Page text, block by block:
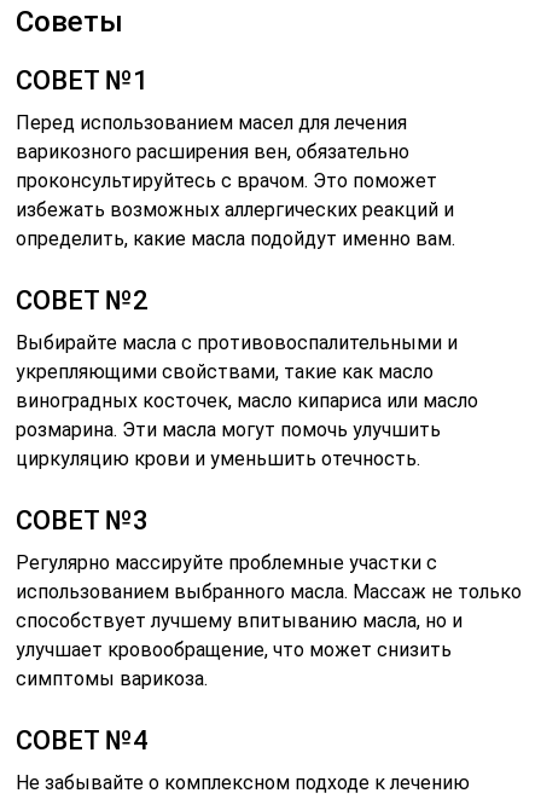
Советы
СОВЕТ №1
Перед использованием масел для лечения
варикозного расширения вен, обязательно
проконсультируйтесь с врачом. Это поможет
избежать возможных аллергических реакций и
определить, какие масла подойдут именно вам.
СОВЕТ №2
Выбирайте масла с противовоспалительными и
укрепляющими свойствами, такие как масло
виноградных косточек, масло кипариса или масло
розмарина. Эти масла могут помочь улучшить
циркуляцию крови и уменьшить отечность.
СОВЕТ №3
Регулярно массируйте проблемные участки с
использованием выбранного масла. Массаж не только
способствует лучшему впитыванию масла, но и
улучшает кровообращение, что может снизить
симптомы варикоза.
СОВЕТ №4
Не забывайте о комплексном подходе к лечению